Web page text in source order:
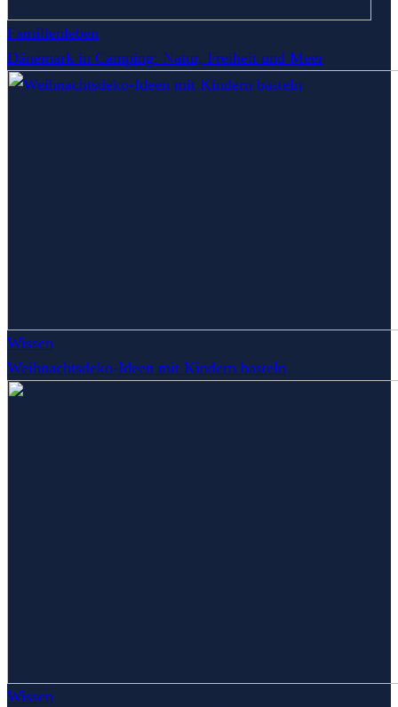
Familienleben
Dänemark in Camping: Natur, Freiheit und Meer
Wissen
Weihnachtsdeko-Ideen mit Kindern basteln
Wissen